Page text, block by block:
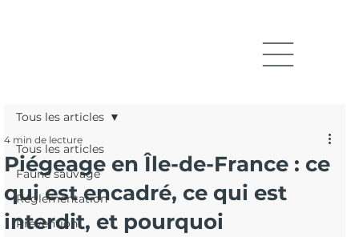
Tous les articles
Faune sauvage
Réglementation
Prévention
Tous les articles
Piégeage en Île-de-France : ce
qui est encadré, ce qui est
interdit, et pourquoi
4 min de lecture